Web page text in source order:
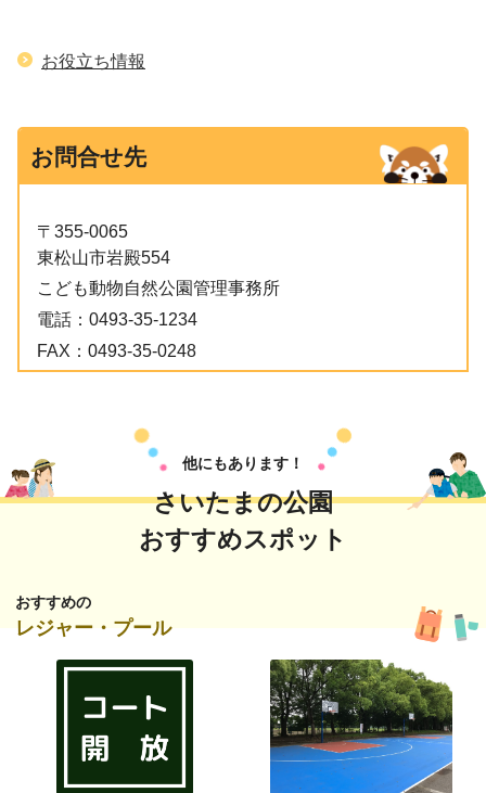
お役立ち情報
お問合せ先
〒355-0065
東松山市岩殿554
こども動物自然公園管理事務所
電話： 0493-35-1234
FAX： 0493-35-0248
他にもあります！
さいたまの公園
おすすめスポット
おすすめの
レジャー・プール